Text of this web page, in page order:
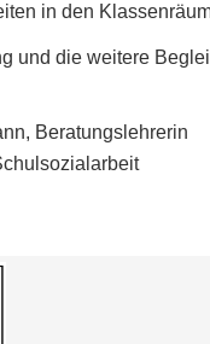
in den
und die weitere
Beratungslehrerin